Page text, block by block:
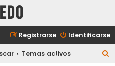
Identificarse
Registrarse
Temas activos